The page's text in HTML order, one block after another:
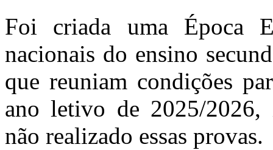
Foi criada uma Época
nacionais do ensino
que reuniam condições
ano letivo de 2025/2026,
não realizado essas provas.